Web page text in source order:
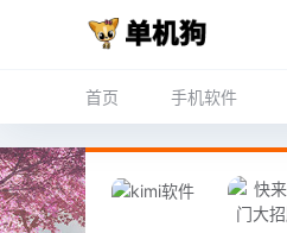
首页 手机软件